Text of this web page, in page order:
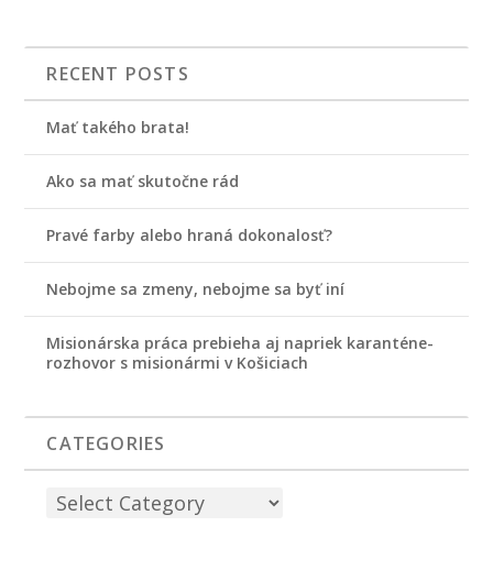
RECENT POSTS
Mať takého brata!
Ako sa mať skutočne rád
Pravé farby alebo hraná dokonalosť?
Nebojme sa zmeny, nebojme sa byť iní
Misionárska práca prebieha aj napriek karanténe-
rozhovor s misionármi v Košiciach
CATEGORIES